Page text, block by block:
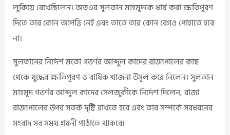
লুকিয়ে রেখেছিলেন। অতএব সুলতান মাহমূদকে ধার্য করা ক্ষতিপূরণ
দিতে তার কোন আপত্তি নেই এবং তাতে তার কোন বেগও পোহাতে হবে
না।
সুলতানের নির্দেশ মতো গভর্ণর আব্দুল কাদের রাজ্যপালের কাছ
থেকে যুদ্ধের ক্ষতিপূরণ ও বার্ষিক খাজনা উসূল করে নিলেন। সুলতান
মাহমূদ গভর্ণর আব্দুল কাদের সেলজুকীকে নির্দেশ দিলেন, রাজা
রাজ্যপালের উপর সতর্ক দৃষ্টি রাখতে হবে এবং তার সম্পর্কে সবধরনের
সংবাদ সব সময় গযনী পাঠাতে থাকবে।